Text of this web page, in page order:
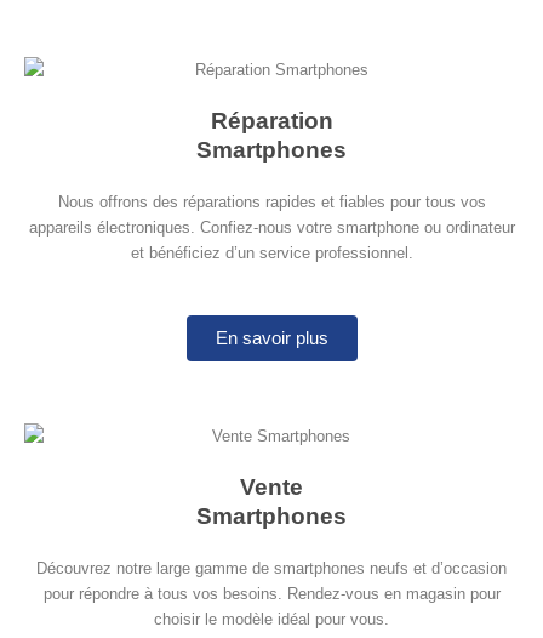
Réparation
Smartphones
Nous offrons des réparations rapides et fiables pour tous vos
appareils électroniques. Confiez-nous votre smartphone ou ordinateur
et bénéficiez d’un service professionnel.
En savoir plus
Vente
Smartphones
Découvrez notre large gamme de smartphones neufs et d’occasion
pour répondre à tous vos besoins. Rendez-vous en magasin pour
choisir le modèle idéal pour vous.